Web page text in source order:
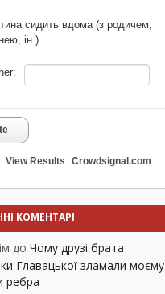
сидить вдома (з родичем,
ін.)
View Results Crowdsignal.com
КОМЕНТАРІ
до Чому друзі брата
Главацької зламали моєму
ребра